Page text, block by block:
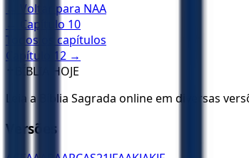
← Voltar para NAA
← Capítulo 10
Todos os capítulos
Capítulo
12 →
BÍBLIA HOJE
Leia a Bíblia Sagrada online em diversas
Versões